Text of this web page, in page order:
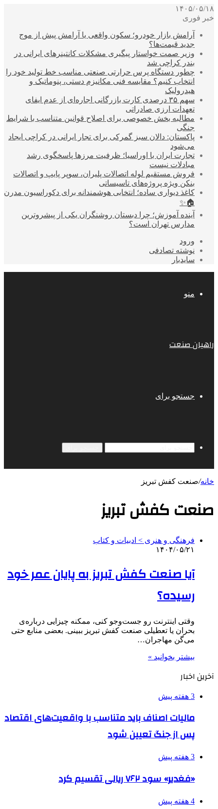
۱۴۰۵/۰۵/۱۸
خبر فوری
آرامش بازار خودرو؛ سکون واقعی یا آرامش پیش از موج
جدید قیمت‌ها؟
وزیر صمت خواستار پیگیری مشکلات کانتینرهای ایرانی در
بندر کراچی شد
چطور دستگاه پرس حرارتی صنعتی مناسب خط تولید خود را
انتخاب کنیم؟ مقایسه فنی مکانیزم دستی، پنوماتیک و
هیدرولیک
سهم ۳۵ درصدی کارت بازرگانی اجاره‌ای از عدم ایفای
تعهدات ارزی صادراتی
مطالبه بخش خصوصی برای اصلاح قوانین متناسب با شرایط
جنگی
پاکستان: دالان سبز گمرکی برای تجار ایرانی در کراچی ایجاد
می‌شود
تجارت ایران با اوراسیا؛ ظرفیت مرزها پاسخگوی رشد
مبادلات نیست
فروش مستقیم لوله اتصالات پلیران، سوپر پایپ و اتصالات
بنکن ویژه پروژه‌های تاسیساتی
کاغذ دیواری ساده؛ انتخابی هوشمندانه برای دکوراسیون مدرن
🏠✨
آینده آموزش؛ چرا دبستان روشنگران یکی از پیشروترین
مدارس تهران است؟
ورود
نوشته تصادفی
سایدبار
منو
راهیان صنعت
جستجو برای
خانه/صنعت کفش تبریز
صنعت کفش تبریز
فرهنگی و هنری > ادبیات و کتاب
۱۴۰۴/۰۵/۲۱
آیا صنعت کفش تبریز به پایان عمر خود
رسیده؟
وقتی اینترنت رو جست‌وجو کنی، ممکنه چیزایی درباره‌ی
بحران یا تعطیلی صنعت کفش تبریز ببینی. بعضی منابع حتی
می‌گن مهاجران…
بیشتر بخوانید »
آخرین اخبار
3 هفته پیش
مالیات اصناف باید متناسب با واقعیت‌های اقتصاد
پس از جنگ تعیین شود
3 هفته پیش
«فغدیر» سود ۷۶۲ ریالی تقسیم کرد
4 هفته پیش